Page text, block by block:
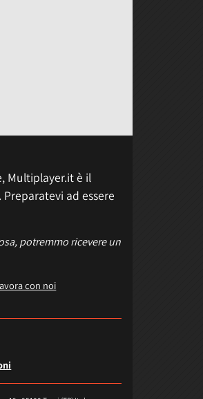
Multiplayer.it è il
ad essere
potremmo ricevere un
con noi